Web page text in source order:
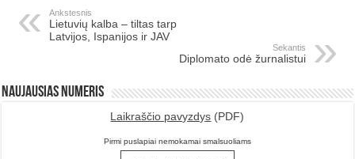
Ankstesnis
Lietuvių kalba – tiltas tarp
Latvijos, Ispanijos ir JAV
Sekantis
Diplomato odė žurnalistui
Naujausias numeris
Laikraščio pavyzdys (PDF)
Pirmi puslapiai nemokamai smalsuoliams